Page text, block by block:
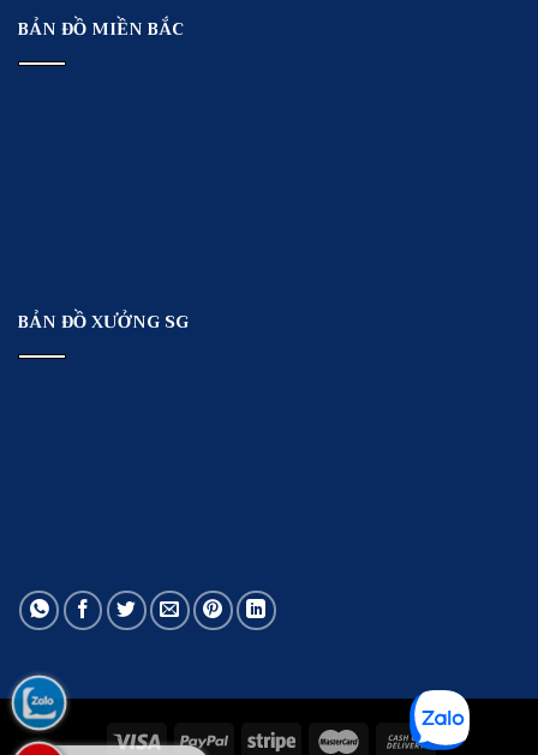
BẢN ĐỒ MIỀN BẮC
BẢN ĐỒ XƯỞNG SG